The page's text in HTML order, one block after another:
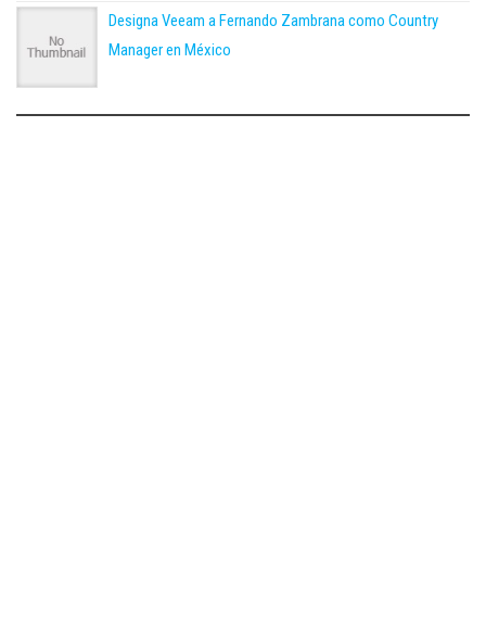
Designa Veeam a Fernando Zambrana como Country
Manager en México